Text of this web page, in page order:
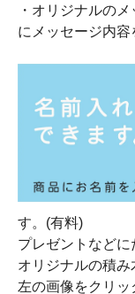
・オリジナルの
にメッセージ内容
す。(有料)
プレゼントなどに
オリジナルの積み
左の画像をクリ